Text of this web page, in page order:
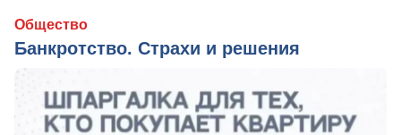
Общество
Банкротство. Страхи и решения